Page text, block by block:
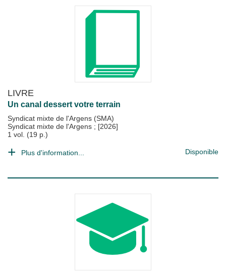
LIVRE
Un canal dessert votre terrain
Syndicat mixte de l'Argens (SMA)
Syndicat mixte de l'Argens ; [2026]
1 vol. (19 p.)
Plus d'information... Disponible